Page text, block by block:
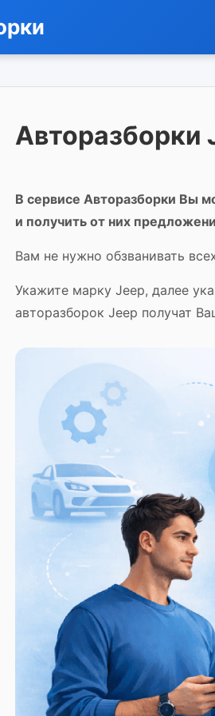
В сервисе Авторазборки Вы
и получить от них
Вам не нужно обзванивать
Укажите марку Jeep, далее
авторазборок Jeep получат